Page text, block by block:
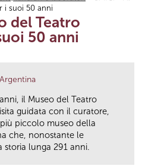
i suoi 50 anni
del Teatro
50 anni
il Museo del Teatro
guidata con il curatore,
piccolo museo della
che, nonostante le
lunga 291 anni.